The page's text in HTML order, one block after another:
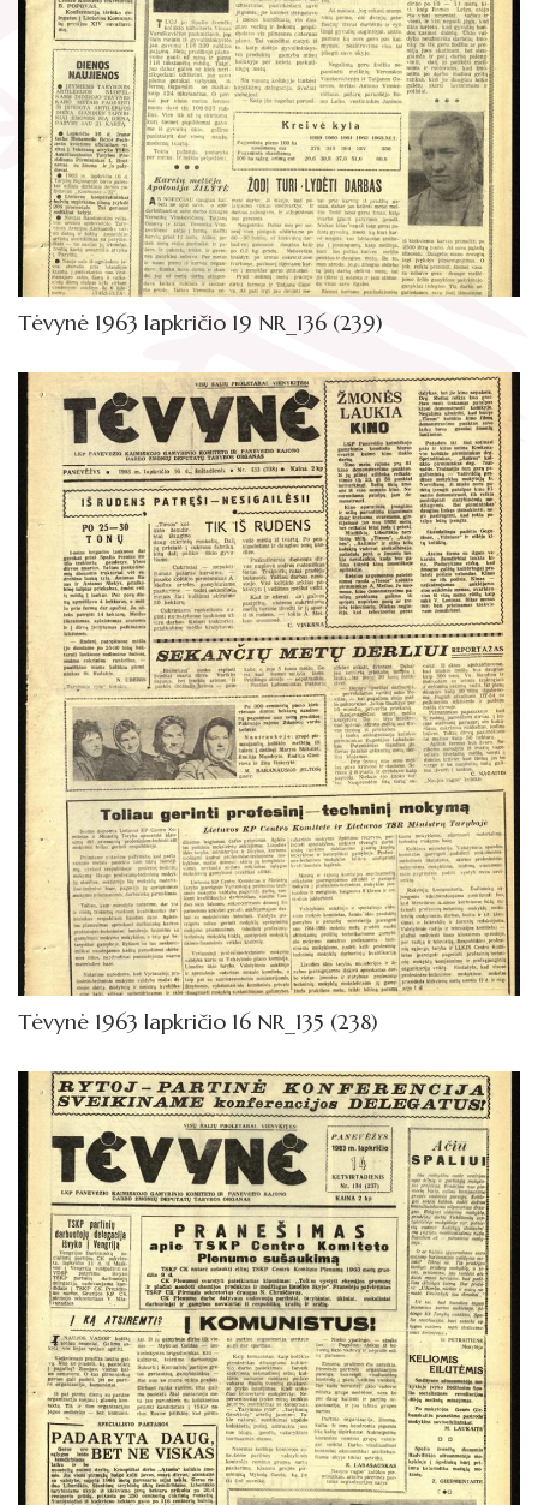
Gaunami periodiniai leidiniai
Tarpbibliotekinis abonementas
Knygomatai
Internetas
Klubai
Literatų klubas „Polėkis“
Interaktyvi kelionė
Gabrielės Petkevičaitės-Bitės literatūrinė
premija
Bibliotekos 70-metis
Virtuali biblioteka
Tėvynė 1963 lapkričio 19 NR_136 (239)
Tėvynė 1963 lapkričio 16 NR_135 (238)